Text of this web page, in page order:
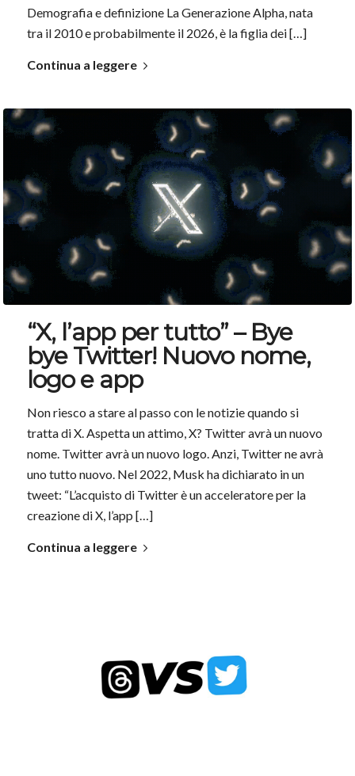
Demografia e definizione La Generazione Alpha, nata
tra il 2010 e probabilmente il 2026, è la figlia dei […]
Continua a leggere
“X, l’app per tutto” – Bye
bye Twitter! Nuovo nome,
logo e app
Non riesco a stare al passo con le notizie quando si
tratta di X. Aspetta un attimo, X? Twitter avrà un nuovo
nome. Twitter avrà un nuovo logo. Anzi, Twitter ne avrà
uno tutto nuovo. Nel 2022, Musk ha dichiarato in un
tweet: “L’acquisto di Twitter è un acceleratore per la
creazione di X, l’app […]
Continua a leggere